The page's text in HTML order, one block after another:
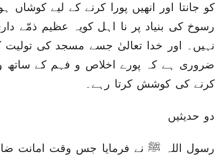
کو جانتا اور انھیں پورا کرنے کے لیے
رسوخ کی بنیاد پر نا اہل کویہ عظیم ذمّے
نہیں۔ اور خدا تعالیٰ جسے مسجد کی
ضروری ہے کہ پورے اخلاص و فہم کے ساتھ
کرنے کی کوشش کرتا رہے۔
دو حدیثیں
رسول اللہ ﷺ نے فرمایا جس وقت امانت